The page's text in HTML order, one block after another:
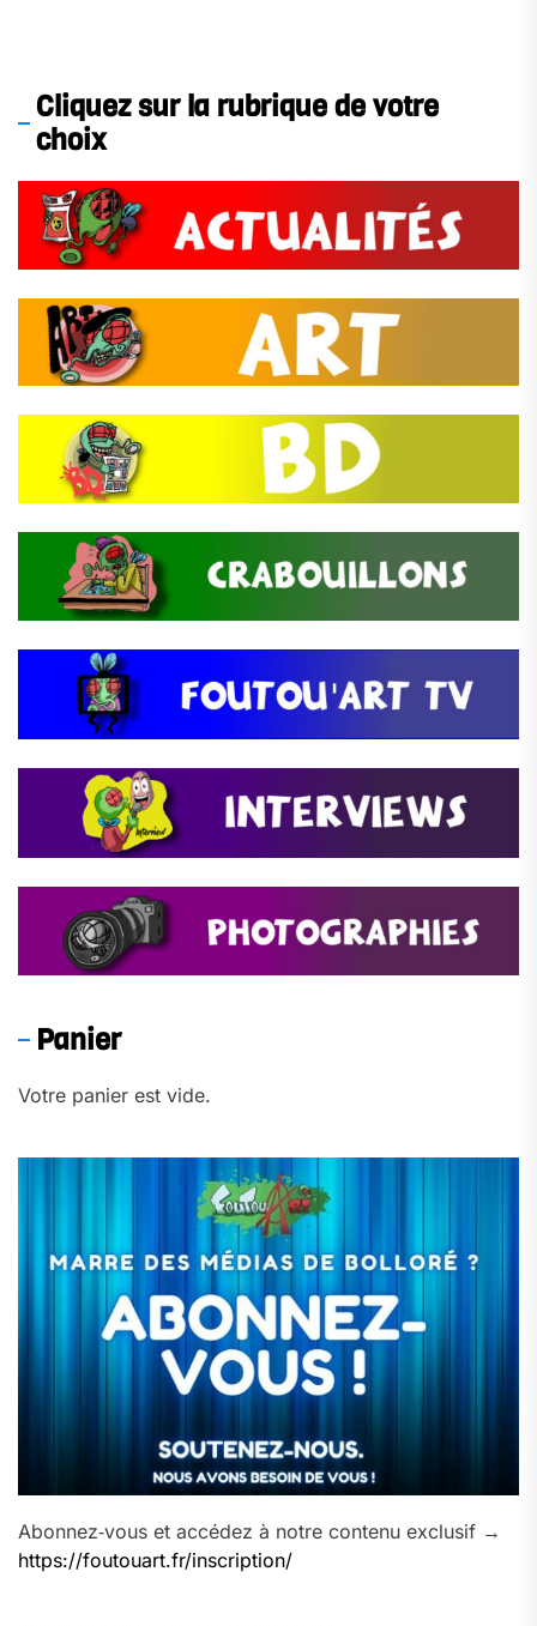
Cliquez sur la rubrique de votre
choix
Panier
Votre panier est vide.
Abonnez‑vous et accédez à notre contenu exclusif →
https://foutouart.fr/inscription/